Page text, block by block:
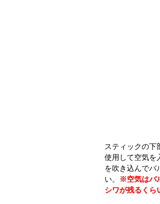
スティックの下
使用して空気を
を吹き込んでバ
い。 ※空気はバ
シワが残るくら